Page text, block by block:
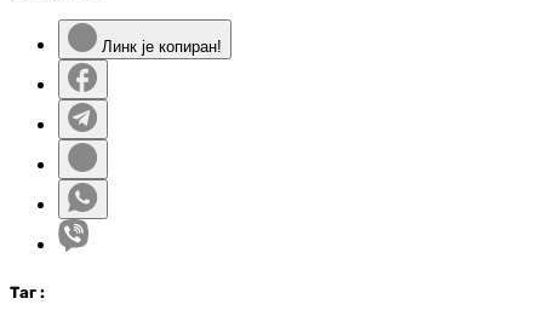
Линк је копиран!
Таг :